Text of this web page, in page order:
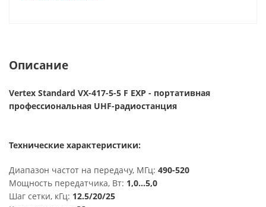
Описание
Vertex Standard VX-417-5-5 F EXP - портативная
профессиональная UHF-радиостанция
Технические характеристики:
Диапазон частот на передачу, МГц: 490-520
Мощность передатчика, Вт: 1,0...5,0
Шаг сетки, кГц: 12.5/20/25